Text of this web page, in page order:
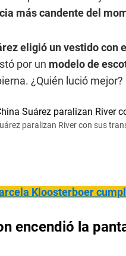
más candente del
eligió un vestido con
por un modelo de
¿Quién lució mejor?
paralizan River con sus
Kloosterboer
encendió la